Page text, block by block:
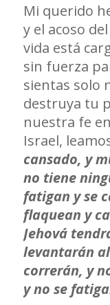
Mi querido
y el acoso
vida está
sin fuerza
sientas solo
destruya tu
nuestra fe
Israel,
cansado, y
no tiene
fatigan y se
flaquean y
Jehová
levantarán
correrán, y
y no se